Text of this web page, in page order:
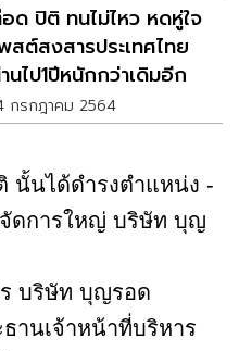
ด ปิติ ทนไม่ไหว หดหู่ใจ
สต์สงสารประเทศไทย
นไป1ปีหนักกว่าเดิมอีก
กรกฎาคม 2564
นั้นได้ดำรงตำแหน่ง -
จัดการใหญ่ บริษัท บุญ
บริษัท บุญรอด
านเจ้าหน้าที่บริหาร